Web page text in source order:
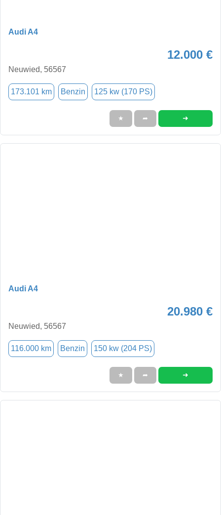
Audi A4
12.000 €
Neuwied, 56567
173.101 km Benzin 125 kw (170 PS)
★ ➦ ➜
Audi A4
20.980 €
Neuwied, 56567
116.000 km Benzin 150 kw (204 PS)
★ ➦ ➜